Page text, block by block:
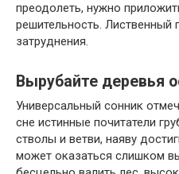
преодолеть, нужно
решительность.
затруднения.
Вырубайте деревья
Универсальный сонник
сне истинные почитатели
стволы и ветви, наяву
может оказаться слишком